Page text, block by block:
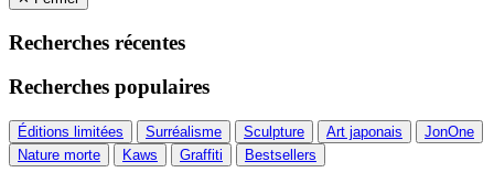
Recherches récentes
Recherches populaires
Éditions limitées Surréalisme Sculpture Art japonais
JonOne
Nature morte
Kaws Graffiti Bestsellers